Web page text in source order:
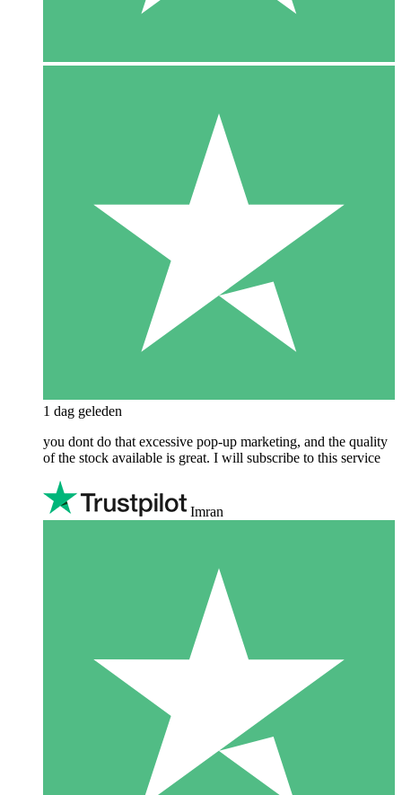
1 dag geleden
you dont do that excessive pop-up marketing, and the quality
of the stock available is great. I will subscribe to this service
Imran